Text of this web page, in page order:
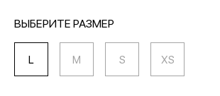
ВЫБЕРИТЕ РАЗМЕР
L M S XS